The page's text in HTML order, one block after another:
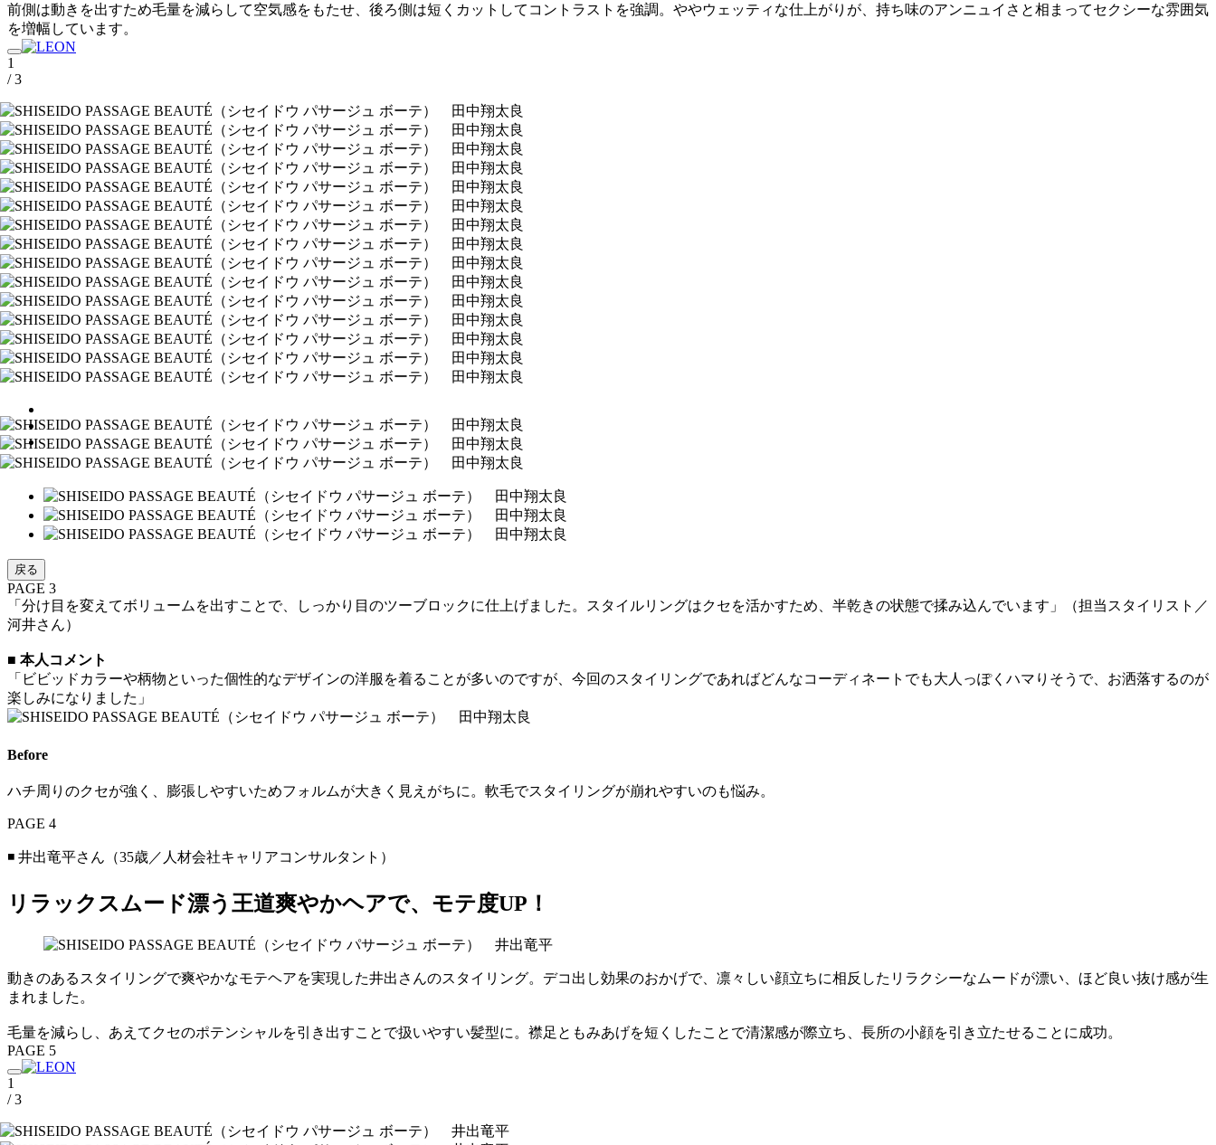
前側は動きを出すため毛量を減らして空気感をもたせ、後ろ側は短くカットしてコントラストを強調。ややウェッティな仕上がりが、持ち味のアンニュイさと相まってセクシーな雰囲気
を増幅しています。
1
/ 3
戻る
PAGE 3
「分け目を変えてボリュームを出すことで、しっかり目のツーブロックに仕上げました。スタイルリングはクセを活かすため、半乾きの状態で揉み込んでいます」（担当スタイリスト／
河井さん）
■ 本人コメント
「ビビッドカラーや柄物といった個性的なデザインの洋服を着ることが多いのですが、今回のスタイリングであればどんなコーディネートでも大人っぽくハマりそうで、お洒落するのが
楽しみになりました」
Before
ハチ周りのクセが強く、膨張しやすいためフォルムが大きく見えがちに。軟毛でスタイリングが崩れやすいのも悩み。
PAGE 4
◾️ 井出竜平さん（35歳／人材会社キャリアコンサルタント）
リラックスムード漂う王道爽やかヘアで、モテ度UP！
動きのあるスタイリングで爽やかなモテヘアを実現した井出さんのスタイリング。デコ出し効果のおかげで、凛々しい顔立ちに相反したリラクシーなムードが漂い、ほど良い抜け感が生
まれました。
毛量を減らし、あえてクセのポテンシャルを引き出すことで扱いやすい髪型に。襟足ともみあげを短くしたことで清潔感が際立ち、長所の小顔を引き立たせることに成功。
PAGE 5
1
/ 3